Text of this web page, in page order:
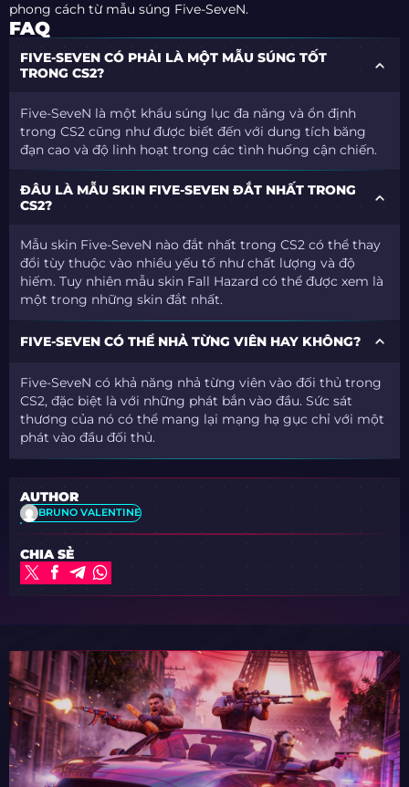
phong cách từ mẫu súng Five-SeveN.
FAQ
FIVE-SEVEN CÓ PHẢI LÀ MỘT MẪU SÚNG TỐT
TRONG CS2?
Five-SeveN là một khẩu súng lục đa năng và ổn định
trong CS2 cũng như được biết đến với dung tích băng
đạn cao và độ linh hoạt trong các tình huống cận chiến.
ĐÂU LÀ MẪU SKIN FIVE-SEVEN ĐẮT NHẤT TRONG
CS2?
Mẫu skin Five-SeveN nào đắt nhất trong CS2 có thể thay
đổi tùy thuộc vào nhiều yếu tố như chất lượng và độ
hiếm. Tuy nhiên mẫu skin Fall Hazard có thể được xem là
một trong những skin đắt nhất.
FIVE-SEVEN CÓ THỂ NHẢ TỪNG VIÊN HAY KHÔNG?
Five-SeveN có khả năng nhả từng viên vào đối thủ trong
CS2, đặc biệt là với những phát bắn vào đầu. Sức sát
thương của nó có thể mang lại mạng hạ gục chỉ với một
phát vào đầu đối thủ.
AUTHOR
BRUNO VALENTINE
CHIA SẺ